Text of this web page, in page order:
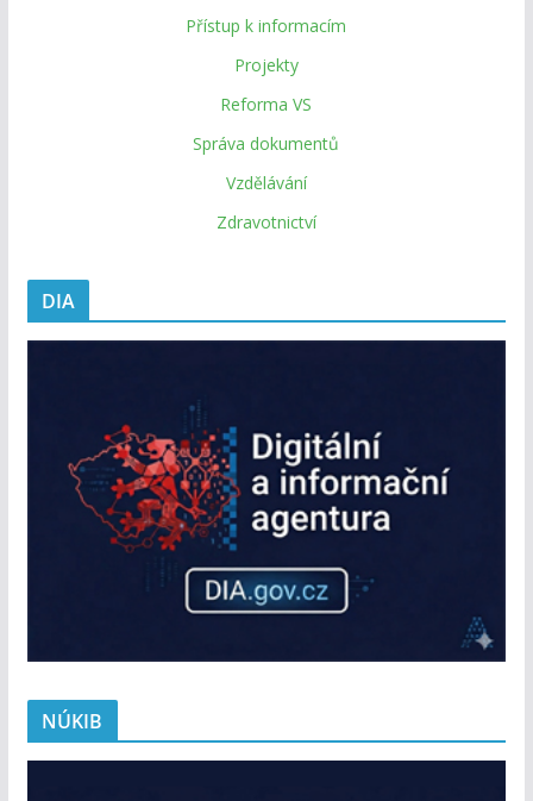
Přístup k informacím
Projekty
Reforma VS
Správa dokumentů
Vzdělávání
Zdravotnictví
DIA
NÚKIB